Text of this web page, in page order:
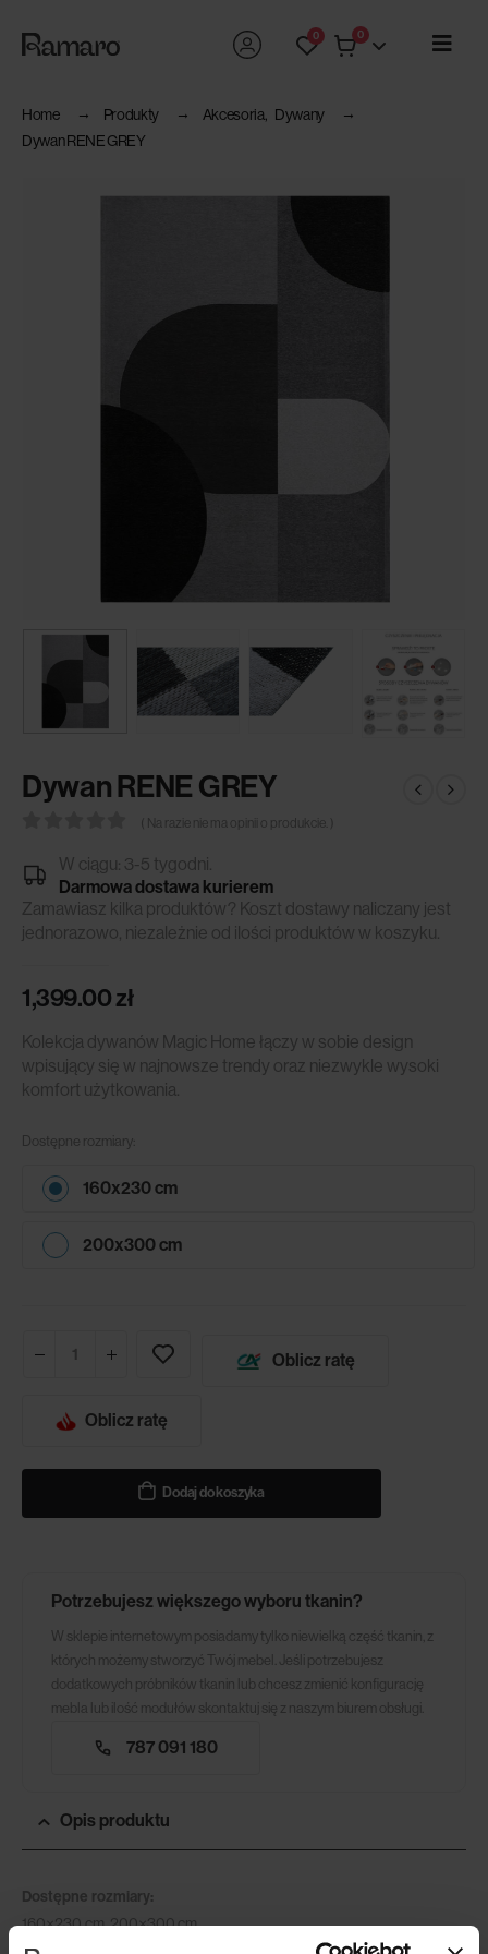
0 0
Home Produkty Akcesoria
Dywany
Dywan RENE GREY
Dywan RENE GREY
( Na razie nie ma opinii o produkcie. )
W ciągu: 3-5 tygodni.
Darmowa dostawa kurierem
Zamawiasz kilka produktów? Koszt dostawy naliczany jest
jednorazowo, niezależnie od ilości produktów w koszyku.
1,399.00zł
Kolekcja dywanów Magic Home łączy w sobie design
wpisujący się w najnowsze trendy oraz niezwykle wysoki
komfort użytkowania.
Dostępne rozmiary:
160x230 cm
200x300 cm
Oblicz ratę
Oblicz ratę
Dodaj do koszyka
Potrzebujesz większego wyboru tkanin?
W sklepie internetowym posiadamy tylko niewielką część tkanin, z
których możemy stworzyć Twój mebel. Jeśli potrzebujesz
dodatkowych próbników tkanin lub chcesz zmienić konfigurację
mebla lub ilość modułów skontaktuj się z naszym biurem obsługi.
787 091 180
Opis produktu
Dostępne rozmiary:
160×230 cm, 200×300 cm